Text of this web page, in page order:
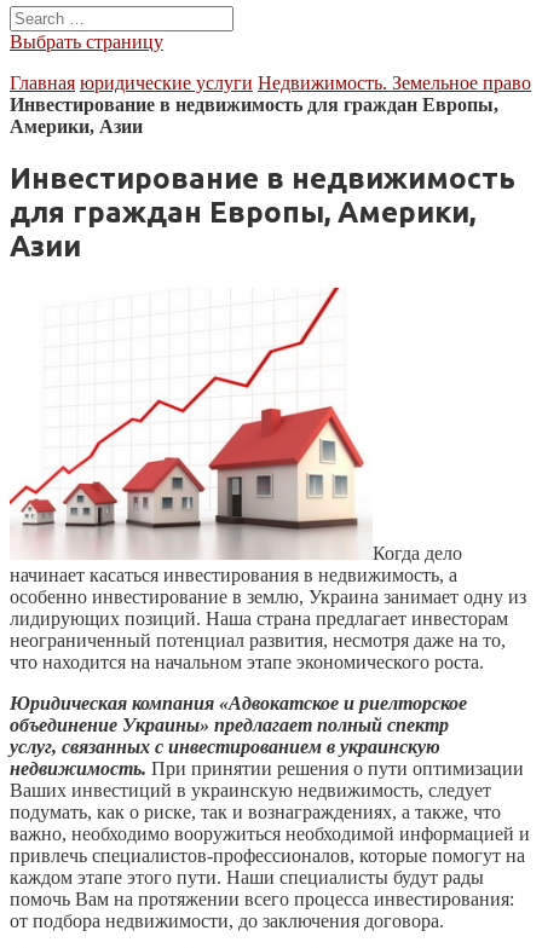
Выбрать страницу
Главная юридические услуги Недвижимость. Земельное право
Инвестирование в недвижимость для граждан Европы,
Америки, Азии
Инвестирование в недвижимость
для граждан Европы, Америки,
Азии
Когда дело
начинает касаться инвестирования в недвижимость, а
особенно инвестирование в землю, Украина занимает одну из
лидирующих позиций. Наша страна предлагает инвесторам
неограниченный потенциал развития, несмотря даже на то,
что находится на начальном этапе экономического роста.
Юридическая компания «Адвокатское и риелторское
объединение Украины» предлагает полный спектр
услуг, связанных с инвестированием в украинскую
недвижимость. При принятии решения о пути оптимизации
Ваших инвестиций в украинскую недвижимость, следует
подумать, как о риске, так и вознаграждениях, а также, что
важно, необходимо вооружиться необходимой информацией и
привлечь специалистов-профессионалов, которые помогут на
каждом этапе этого пути. Наши специалисты будут рады
помочь Вам на протяжении всего процесса инвестирования:
от подбора недвижимости, до заключения договора.